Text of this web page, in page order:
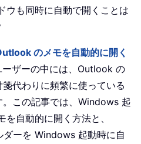
ウも同時に自動で開くことは
のメモを自動的に開く
ザーの中には、Outlook の
代わりに頻繁に使っている
この記事では、Windows 起
自動的に開く方法と、
ーを Windows 起動時に自